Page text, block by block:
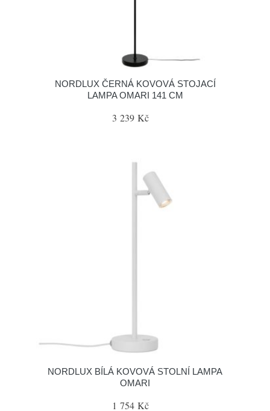
NORDLUX ČERNÁ KOVOVÁ STOJACÍ
LAMPA OMARI 141 CM
3 239 Kč
NORDLUX BÍLÁ KOVOVÁ STOLNÍ LAMPA
OMARI
1 754 Kč